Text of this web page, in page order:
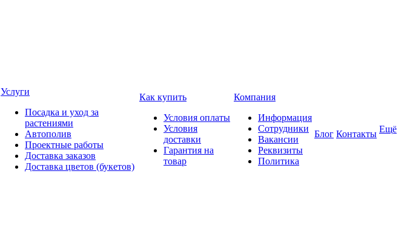
Услуги
Посадка и уход за
растениями
Автополив
Проектные работы
Доставка заказов
Доставка цветов (букетов)
Как купить
Условия оплаты
Условия
доставки
Гарантия на
товар
Компания
Информация
Сотрудники
Вакансии
Реквизиты
Политика
Блог Контакты Ещё